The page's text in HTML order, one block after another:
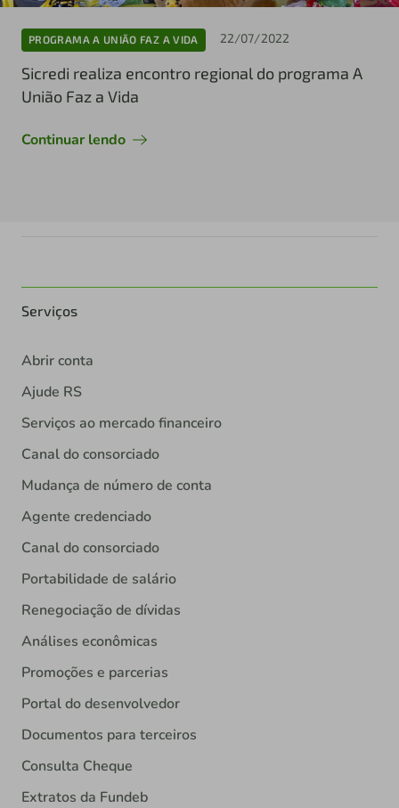
PROGRAMA A UNIÃO FAZ A VIDA 22/07/2022
Sicredi realiza encontro regional do programa A
União Faz a Vida
Continuar lendo
Serviços
Abrir conta
Ajude RS
Serviços ao mercado financeiro
Canal do consorciado
Mudança de número de conta
Agente credenciado
Canal do consorciado
Portabilidade de salário
Renegociação de dívidas
Análises econômicas
Promoções e parcerias
Portal do desenvolvedor
Documentos para terceiros
Consulta Cheque
Extratos da Fundeb